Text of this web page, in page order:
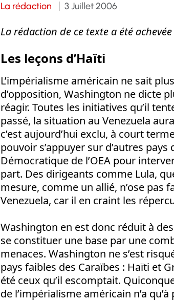
La rédaction 3 Juillet 2006
La rédaction de ce texte a été
Les leçons d’Haïti
L’impérialisme américain ne sait
d’opposition, Washington ne dicte
réagir. Toutes les initiatives qu’il
passé, la situation au Venezuela
c’est aujourd’hui exclu, à court
pouvoir s’appuyer sur d’autres
Démocratique de l’OEA pour
part. Des dirigeants comme Lula,
mesure, comme un allié, n’ose pas
Venezuela, car il en craint les
Washington en est donc réduit à
se constituer une base par une
menaces. Washington ne s’est
pays faibles des Caraïbes : Haïti et
été ceux qu’il escomptait.
de l’impérialisme américain n’a